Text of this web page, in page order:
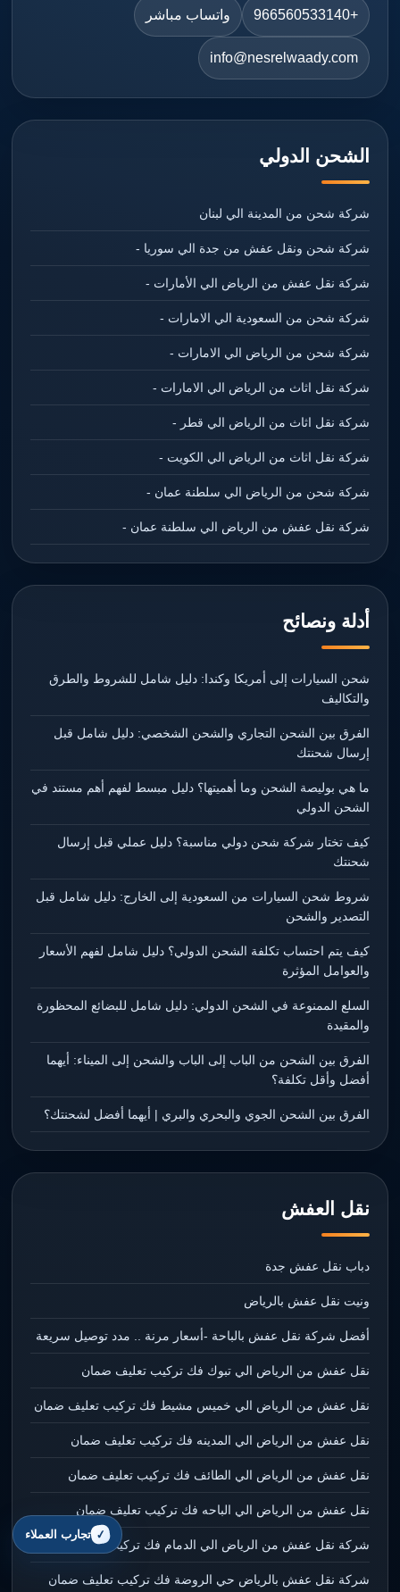
+966560533140 واتساب مباشر
info@nesrelwaady.com
الشحن الدولي
شركة شحن من المدينة الي لبنان
شركة شحن ونقل عفش من جدة الي سوريا -
شركة نقل عفش من الرياض الي الأمارات -
شركة شحن من السعودية الي الامارات -
شركة شحن من الرياض الي الامارات -
شركة نقل اثاث من الرياض الي الامارات -
شركة نقل اثاث من الرياض الي قطر -
شركة نقل اثاث من الرياض الي الكويت -
شركة شحن من الرياض الي سلطنة عمان -
شركة نقل عفش من الرياض الي سلطنة عمان -
أدلة ونصائح
شحن السيارات إلى أمريكا وكندا: دليل شامل للشروط والطرق
والتكاليف
الفرق بين الشحن التجاري والشحن الشخصي: دليل شامل قبل
إرسال شحنتك
ما هي بوليصة الشحن وما أهميتها؟ دليل مبسط لفهم أهم مستند في
الشحن الدولي
كيف تختار شركة شحن دولي مناسبة؟ دليل عملي قبل إرسال
شحنتك
شروط شحن السيارات من السعودية إلى الخارج: دليل شامل قبل
التصدير والشحن
كيف يتم احتساب تكلفة الشحن الدولي؟ دليل شامل لفهم الأسعار
والعوامل المؤثرة
السلع الممنوعة في الشحن الدولي: دليل شامل للبضائع المحظورة
والمقيدة
الفرق بين الشحن من الباب إلى الباب والشحن إلى الميناء: أيهما
أفضل وأقل تكلفة؟
الفرق بين الشحن الجوي والبحري والبري | أيهما أفضل لشحنتك؟
نقل العفش
دباب نقل عفش جدة
ونيت نقل عفش بالرياض
أفضل شركة نقل عفش بالباحة -أسعار مرنة .. مدد توصيل سريعة
نقل عفش من الرياض الي تبوك فك تركيب تعليف ضمان
نقل عفش من الرياض الي خميس مشيط فك تركيب تعليف ضمان
نقل عفش من الرياض الي المدينه فك تركيب تعليف ضمان
نقل عفش من الرياض الي الطائف فك تركيب تعليف ضمان
نقل عفش من الرياض الي الباحه فك تركيب تعليف ضمان
شركة نقل عفش من الرياض الي الدمام فك تركيب تعليف ضمان
شركة نقل عفش بالرياض حي الروضة فك تركيب تعليف ضمان
تجارب العملاء